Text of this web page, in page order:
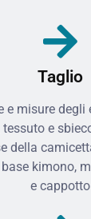
Taglio
e misure degli
e
della
kimono,
e cappotto